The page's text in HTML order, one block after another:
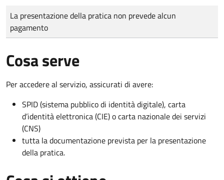
Tipo di pagamento
Importo
La presentazione della pratica non prevede alcun
pagamento
Cosa serve
Per accedere al servizio, assicurati di avere:
SPID (sistema pubblico di identità digitale), carta
d’identità elettronica (CIE) o carta nazionale dei servizi
(CNS)
tutta la documentazione prevista per la presentazione
della pratica.